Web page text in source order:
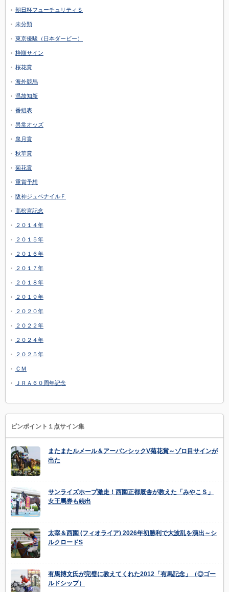
朝日杯フューチュリティＳ
未分類
東京優駿（日本ダービー）
枠順サイン
桜花賞
海外競馬
温故知新
番組表
異常オッズ
皐月賞
秋華賞
菊花賞
重賞予想
阪神ジュベナイルＦ
高松宮記念
２０１４年
２０１５年
２０１６年
２０１７年
２０１８年
２０１９年
２０２０年
２０２２年
２０２４年
２０２５年
ＣＭ
ＪＲＡ６０周年記念
ピンポイント１点サイン集
またまたルメール＆アーバンシックV菊花賞～ゾロ目サインが
出た
サンライズホープ激走！西園正都厩舎が教えた「みやこＳ」
女王馬券も続出
太宰＆西園 (フィオライア) 2026年初勝利で大波乱を演出～シ
ルクロードS
有馬博文氏が完璧に教えてくれた2012「有馬記念」（◎ゴー
ルドシップ）